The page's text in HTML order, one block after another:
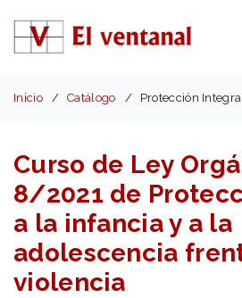
Inicio Catálogo Protección Integral Infancia
Curso de Ley
8/2021 de
a la infancia y a la
adolescencia
violencia